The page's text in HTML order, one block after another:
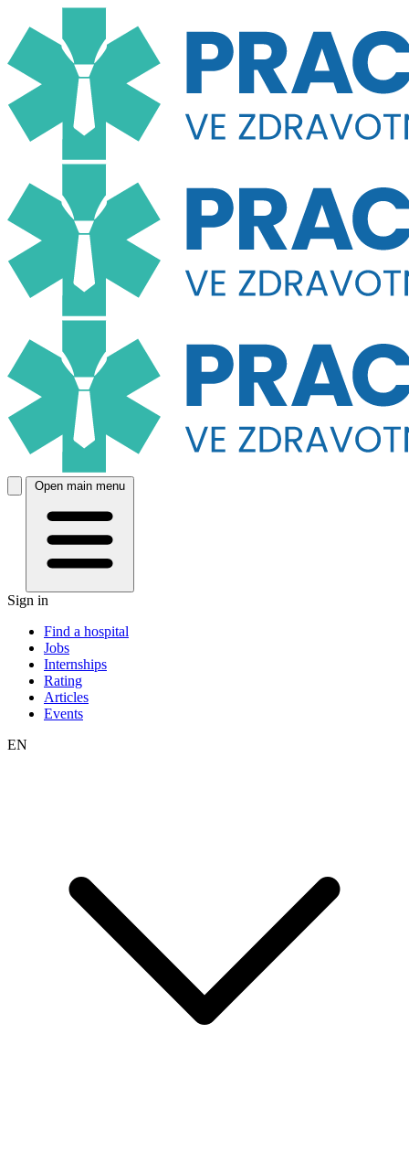
Open main menu
Sign in
Find a hospital
Jobs
Internships
Rating
Articles
Events
EN